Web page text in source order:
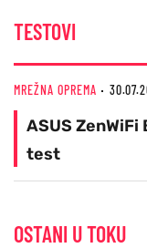
TESTOVI
MREŽNA OPREMA
ASUS ZenWiFi
test
OSTANI U TOKU